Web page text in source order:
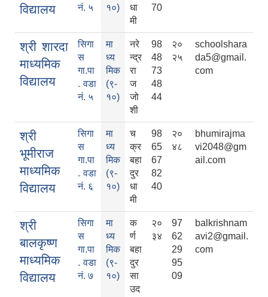
विद्यालय
नं. ५
१०)
धा
मी
70
श्री शारदा
माध्यमिक
विद्यालय
सिगा
स
गा.पा
. वडा
नं. ५
मा
ध्य
मिक
(९-
१०)
नरे
न्द्र
रा
ज
जो
शी
98
48
73
48
44
२०
२५
schoolshara
da5@gmail.
com
श्री
भूमीराज
माध्यमिक
विद्यालय
सिगा
स
गा.पा
. वडा
नं. ६
मा
ध्य
मिक
(९-
१०)
च
क्र
बहा
दुर
धा
मी
98
65
67
82
40
२०
४८
bhumirajma
vi2048@gm
ail.com
श्री
बालकृष्ण
माध्यमिक
विद्यालय
सिगा
स
गा.पा
. वडा
नं. ७
मा
ध्य
मिक
(९-
१०)
क
र्ण
बहा
दुर
सा
उद
२०
३४
97
62
29
95
09
balkrishnam
avi2@gmail.
com